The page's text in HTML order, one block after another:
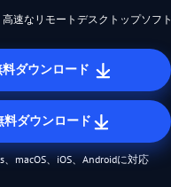
速なリモートデスクトップソフト
ダウンロード
料ダウンロード
、macOS、iOS、Androidに対応